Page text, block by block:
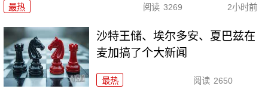
最热 阅读 3269 2小时前
沙特王储、埃尔多安、夏巴兹在
麦加搞了个大新闻
最热 阅读 2650